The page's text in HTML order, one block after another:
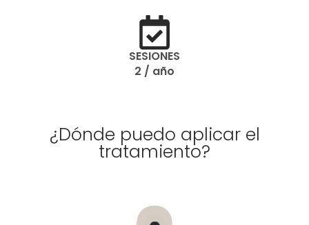
SESIONES
2 / año
¿Dónde puedo aplicar el
tratamiento?